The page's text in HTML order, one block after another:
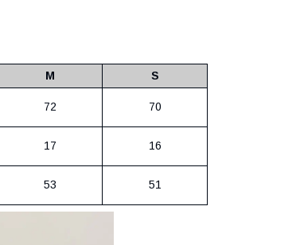
M
S
72 70
17 16
53 51